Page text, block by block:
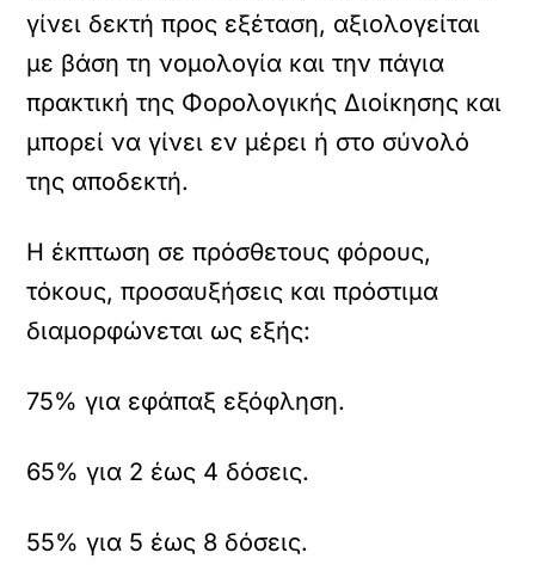
γίνει δεκτή προς εξέταση, αξιολογείται
με βάση τη νομολογία και την πάγια
πρακτική της Φορολογικής Διοίκησης και
μπορεί να γίνει εν μέρει ή στο σύνολό
της αποδεκτή.
Η έκπτωση σε πρόσθετους φόρους,
τόκους, προσαυξήσεις και πρόστιμα
διαμορφώνεται ως εξής:
75% για εφάπαξ εξόφληση.
65% για 2 έως 4 δόσεις.
55% για 5 έως 8 δόσεις.